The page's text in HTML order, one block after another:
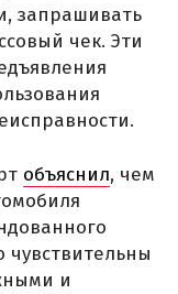
запрашивать
чек. Эти
объяснил, чем
чувствительны
и